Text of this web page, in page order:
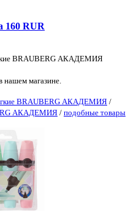
160 RUR
BRAUBERG АКАДЕМИЯ
нашем магазине.
BRAUBERG АКАДЕМИЯ/
АКАДЕМИЯ / подобные товары